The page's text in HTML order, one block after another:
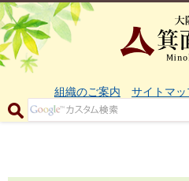
組織のご案内 サイトマッ